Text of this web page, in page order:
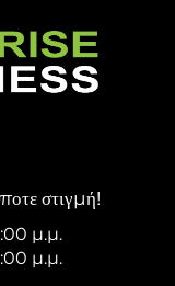
στιγμή!
μ.μ.
μ.μ.